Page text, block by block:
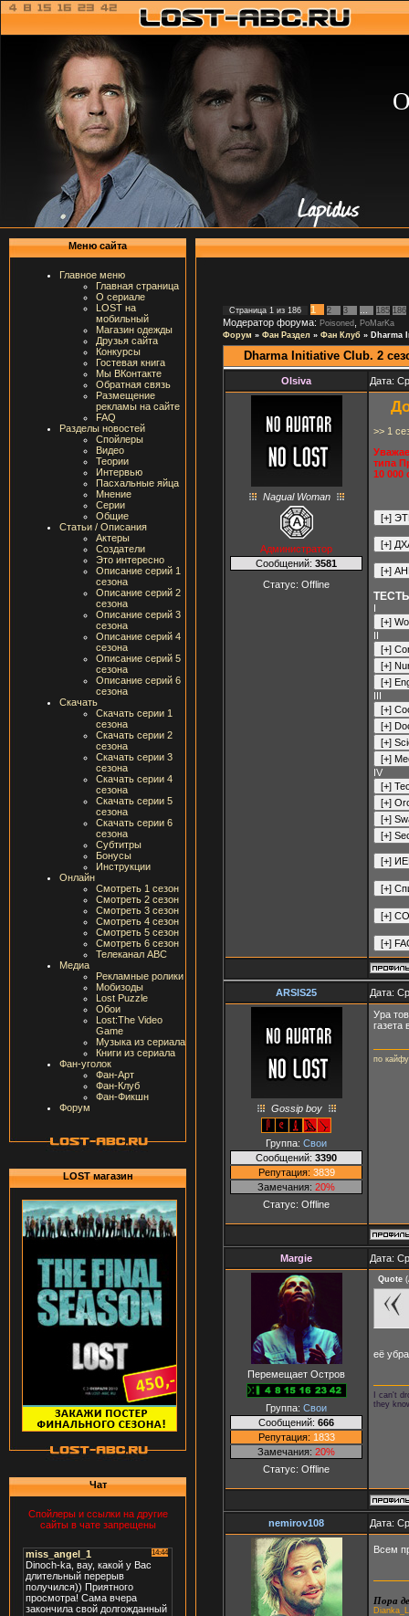
Меню сайта
Главное меню
Главная страница
О сериале
LOST на
мобильный
Магазин одежды
Друзья сайта
Конкурсы
Гостевая книга
Мы ВКонтакте
Обратная связь
Размещение
рекламы на сайте
FAQ
Разделы новостей
Спойлеры
Видео
Теории
Интервью
Пасхальные яйца
Мнение
Серии
Общие
Статьи / Описания
Актеры
Создатели
Это интересно
Описание серий 1
сезона
Описание серий 2
сезона
Описание серий 3
сезона
Описание серий 4
сезона
Описание серий 5
сезона
Описание серий 6
сезона
Скачать
Скачать серии 1
сезона
Скачать серии 2
сезона
Скачать серии 3
сезона
Скачать серии 4
сезона
Скачать серии 5
сезона
Скачать серии 6
сезона
Субтитры
Бонусы
Инструкции
Онлайн
Смотреть 1 сезон
Смотреть 2 сезон
Смотреть 3 сезон
Смотреть 4 сезон
Смотреть 5 сезон
Смотреть 6 сезон
Телеканал ABC
Медиа
Рекламные ролики
Мобизоды
Lost Puzzle
Обои
Lost:The Video
Game
Музыка из сериала
Книги из сериала
Фан-уголок
Фан-Арт
Фан-Клуб
Фан-Фикшн
Форум
LOST магазин
Чат
Спойлеры и ссылки на другие
сайты в чате запрещены
Страница 1 из 186 1 2 3 185 186
Модератор форума: Poisoned
PoMarKa
Форум » Фан Раздел » Фан Клуб » Dharma
Dharma Initiative Club. 2
Olsiva Дата:
Nagual Woman
Администратор
Сообщений: 3581
Статус: Offline
>> 1
типа
10 000
I
II
III
IV
ARSIS25 Дата:
Gossip boy
Группа: Свои
Сообщений: 3390
Репутация: 3839
Замечания: 20%
Статус: Offline
Ура
газета
по кайфу
Margie Дата:
Перемещает Остров
Группа: Свои
Сообщений: 666
Репутация: 1833
Замечания: 20%
Статус: Offline
Quote (
её
I can't
they
nemirov108 Дата:
Всем
Пора